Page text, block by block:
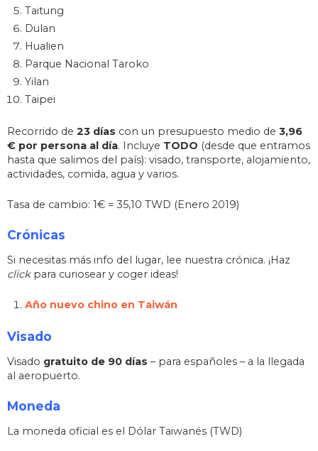
Taitung
Dulan
Hualien
Parque Nacional Taroko
Yilan
Taipei
Recorrido de 23 días con un presupuesto medio de 3,96
€ por persona al día. Incluye TODO (desde que entramos
hasta que salimos del país): visado, transporte, alojamiento,
actividades, comida, agua y varios.
Tasa de cambio: 1€ = 35,10 TWD (Enero 2019)
Crónicas
Si necesitas más info del lugar, lee nuestra crónica. ¡Haz
clickpara curiosear y coger ideas!
Año nuevo chino en Taiwán
Visado
Visado gratuito de 90 días – para españoles – a la llegada
al aeropuerto.
Moneda
La moneda oficial es el Dólar Taiwanés (TWD)